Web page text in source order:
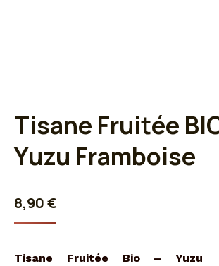
Tisane Fruitée
Yuzu Framboise
8,90€
Tisane Fruitée Bio – Yuzu